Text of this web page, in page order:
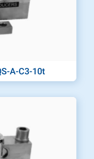
A-C3-10t